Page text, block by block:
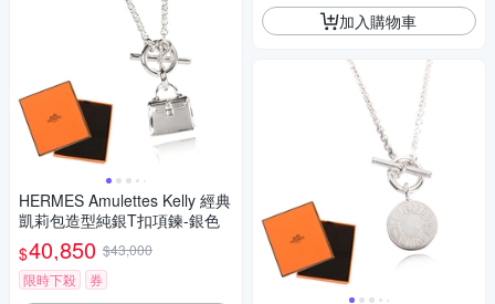
HERMES Amulettes Kelly 經典
凱莉包造型純銀T扣項鍊-銀色
$40,850 $43,000
限時下殺
券
加入購物車